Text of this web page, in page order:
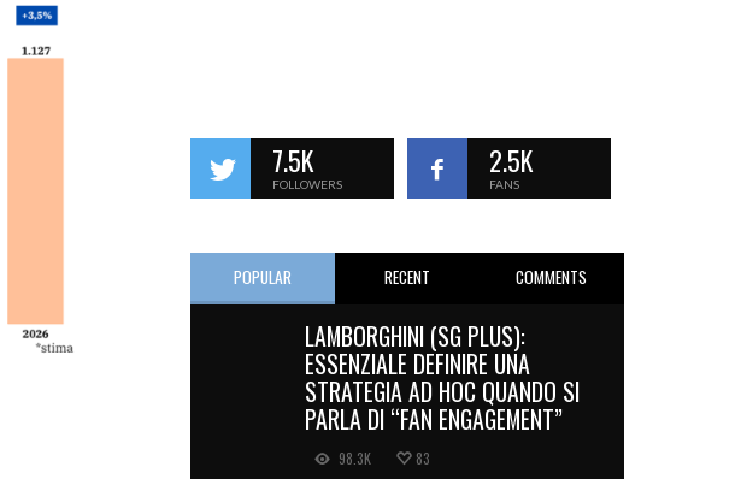
7.5K
FOLLOWERS
2.5K
FANS
POPULAR RECENT COMMENTS
LAMBORGHINI (SG PLUS):
ESSENZIALE DEFINIRE UNA
STRATEGIA AD HOC QUANDO SI
PARLA DI “FAN ENGAGEMENT”
98.3K 83